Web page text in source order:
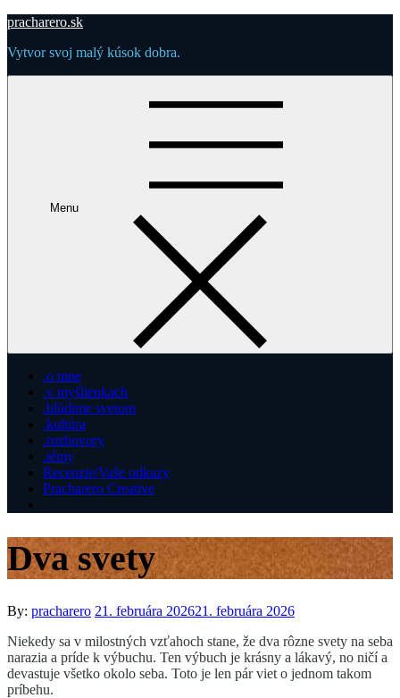
Skip
content
pracharero.sk
Vytvor svoj malý kúsok dobra.
Menu
.o mne
.v myšlienkach
.blúdime svetom
.kultúra
.rozhovory
.témy
Recenzie/Vaše odkazy
Pracharero Creative
Dva svety
By: prachareroPosted
21. februára 202621. februára 2026
Niekedy sa v milostných vzťahoch stane, že dva rôzne svety na seba
narazia a príde k výbuchu. Ten výbuch je krásny a lákavý, no ničí a
devastuje všetko okolo seba. Toto je len pár viet o jednom takom
príbehu.